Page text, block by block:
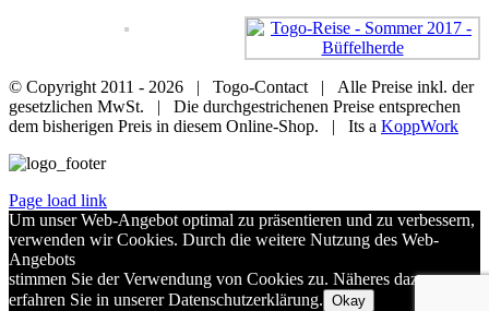
© Copyright 2011 - 2026 | Togo-Contact | Alle Preise inkl. der
gesetzlichen MwSt. | Die durchgestrichenen Preise entsprechen
dem bisherigen Preis in diesem Online-Shop. | Its a KoppWork
Page load link
Um unser Web-Angebot optimal zu präsentieren und zu verbessern,
verwenden wir Cookies. Durch die weitere Nutzung des Web-
Angebots
stimmen Sie der Verwendung von Cookies zu. Näheres dazu
erfahren Sie in unserer Datenschutzerklärung. Okay